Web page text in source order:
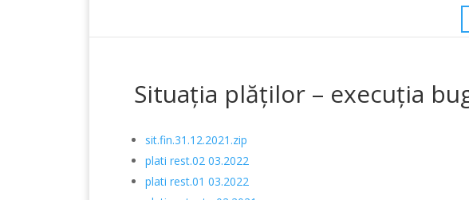
Situaţia plăţilor – execuţia
sit.fin.31.12.2021.zip
plati rest.02 03.2022
plati rest.01 03.2022